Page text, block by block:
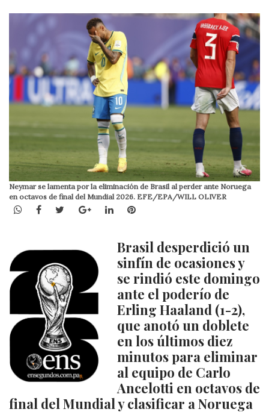
Neymar se lamenta por la eliminación de Brasil al perder ante Noruega
en octavos de final del Mundial 2026. EFE/EPA/WILL OLIVER
WhatsApp
Facebook
TwitterGoogle+LinkedInPinterest
Brasil desperdició un
sinfín de ocasiones y
se rindió este domingo
ante el poderío de
Erling Haaland (1-2),
que anotó un doblete
en los últimos diez
minutos para eliminar
al equipo de Carlo
Ancelotti en octavos de
final del Mundial y clasificar a Noruega